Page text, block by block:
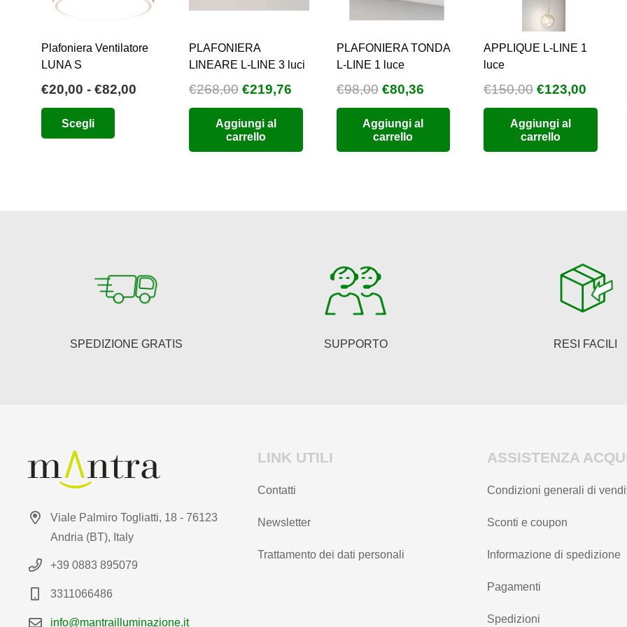
Plafoniera Ventilatore
LUNA S
€20,00 - €82,00
Scegli
scelte
nella
del
PLAFONIERA
LINEARE L-LINE 3 luci
€268,00 Il
prezzo
originale
era:
€219,76Il
prezzo
Aggiungi al
carrello
PLAFONIERA TONDA
L-LINE 1 luce
€98,00 Il
prezzo
originale
era:
€80,36Il
prezzo
attuale
Aggiungi al
carrello
APPLIQUE L-LINE 1
luce
€150,00 Il
prezzo
originale
era:
€123,00
prezzo
Aggiungi al
carrello
SPEDIZIONE GRATIS SUPPORTO RESI FACILI
Viale Palmiro Togliatti, 18 - 76123
Andria (BT), Italy
+39 0883 895079
3311066486
info@mantrailluminazione.it
LINK UTILI
Contatti
Newsletter
Trattamento dei dati personali
ASSISTENZA
Condizioni generali di
Sconti e coupon
Informazione di spedizione
Pagamenti
Spedizioni